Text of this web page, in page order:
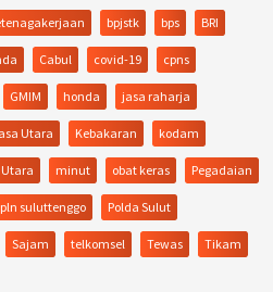
bpjstk bps BRI
Cabul covid-19 cpns
GMIM honda jasa raharja
Utara Kebakaran kodam
minut obat keras Pegadaian
pln suluttenggo Polda Sulut
Sajam telkomsel Tewas Tikam